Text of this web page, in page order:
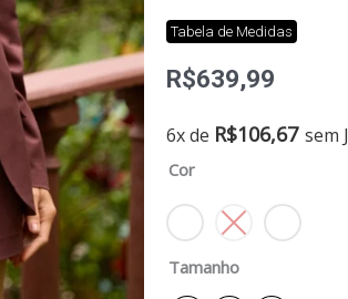
Tabela de Medidas
R$639,99
6x de R$106,67 sem
Cor
Tamanho
Blazer
quantidade